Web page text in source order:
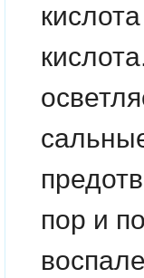
кислота
пор и